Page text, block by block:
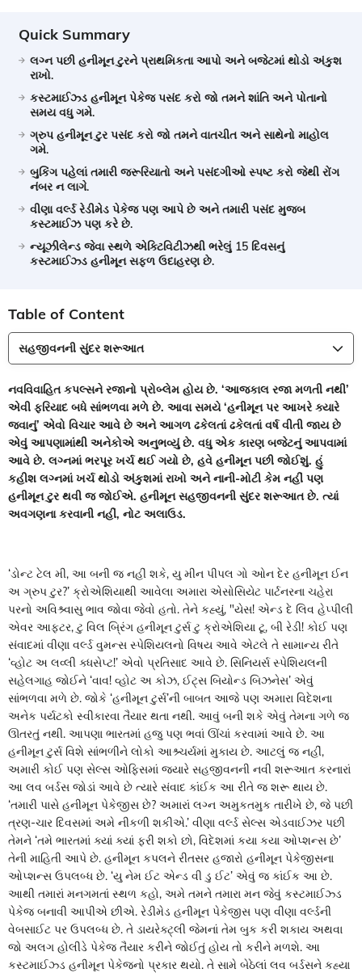
Quick Summary
લગ્ન પછી હનીમૂન ટુરને પ્રાથમિકતા આપો અને બજેટમાં થોડો અંકુશ
રાખો.
કસ્ટમાઈઝ્ડ હનીમૂન પેકેજ પસંદ કરો જો તમને શાંતિ અને પોતાનો
સમય વધુ ગમે.
ગ્રુપ હનીમૂન ટુર પસંદ કરો જો તમને વાતચીત અને સાથેનો માહોલ
ગમે.
બુકિંગ પહેલાં તમારી જરૂરિયાતો અને પસંદગીઓ સ્પષ્ટ કરો જેથી રોંગ
નંબર ન લાગે.
વીણા વર્લ્ડ રેડીમેડ પેકેજ પણ આપે છે અને તમારી પસંદ મુજબ
કસ્ટમાઈઝ પણ કરે છે.
ન્યૂઝીલેન્ડ જેવા સ્થળે એક્ટિવિટીઝથી ભરેલું 15 દિવસનું
કસ્ટમાઈઝ્ડ હનીમૂન સફળ ઉદાહરણ છે.
Table of Content
સહજીવનની સુંદર શરૂઆત
નવવિવાહિત કપલ્સને રજાનો પ્રોબ્લેમ હોય છે. ‘આજકાલ રજા મળતી નથી’
એવી ફરિયાદ બધે સાંભળવા મળે છે. આવા સમયે ‘હનીમૂન પર આખરે ક્યારે
જવાનું’ એવો વિચાર આવે છે અને આગળ ઢકેલતાં ઢકેલતાં વર્ષ વીતી જાય છે
એવું આપણામાંથી અનેકોએ અનુભવ્યું છે. વધુ એક કારણ બજેટનું આપવામાં
આવે છે. લગ્નમાં ભરપૂર ખર્ચ થઈ ગયો છે, હવે હનીમૂન પછી જોઈશું. હું
કહીશ લગ્નમાં ખર્ચ થોડો અંકુશમાં રાખો અને નાની-મોટી કેમ નહીં પણ
હનીમૂન ટુર થવી જ જોઈએ. હનીમૂન સહજીવનની સુંદર શરૂઆત છે. ત્યાં
અવગણના કરવાની નહીં, નોટ અલાઉડ.
‘ડોન્ટ ટેલ મી, આ બની જ નહીં શકે, યુ મીન પીપલ ગો ઓન દેર હનીમૂન ઈન
અ ગ્રુપ ટુર?’ ક્રોએશિયાથી આવેલા અમારા એસોસિયેટ પાર્ટનરના ચહેરા
પરનો અવિશ્ર્વાસુ ભાવ જોવા જેવો હતો. તેને કહ્યું, "યેસ! એન્ડ દે લિવ હેપ્પીલી
એવર આફ્ટર, ટુ વિલ બ્રિંગ હનીમૂન ટુર્સ ટુ ક્રોએશિયા ટૂ, બી રેડી! કોઈ પણ
સંવાદમાં વીણા વર્લ્ડ વુમન્સ સ્પેશિયલનો વિષય આવે એટલે તે સામાન્ય રીતે
‘વ્હોટ અ લવ્લી ક્ધસેપ્ટ!’ એવો પ્રતિસાદ આવે છે. સિનિયર્સ સ્પેશિયલની
સહેલગાહ જોઈને ‘વાવ! વ્હોટ અ કોઝ, ઈટ્સ બિયોન્ડ બિઝનેસ’ એવું
સાંભળવા મળે છે. જોકે ‘હનીમૂન ટુર્સ’ની બાબત આજે પણ અમારા વિદેશના
અનેક પર્યટકો સ્વીકારવા તૈયાર થતા નથી. આવું બની શકે એવું તેમના ગળે જ
ઊતરતું નથી. આપણા ભારતમાં હજુ પણ ભવાં ઊંચાં કરવામાં આવે છે. આ
હનીમૂન ટુર્સ વિશે સાંભળીને લોકો આશ્ર્ચર્યમાં મુકાય છે. આટલું જ નહીં,
અમારી કોઈ પણ સેલ્સ ઓફિસમાં જ્યારે સહજીવનની નવી શરૂઆત કરનારાં
આ લવ બર્ડસ જોડાં આવે છે ત્યારે સંવાદ કાંઈક આ રીતે જ શરૂ થાય છે.
‘તમારી પાસે હનીમૂન પેકેજીસ છે? અમારાં લગ્ન અમુકતમુક તારીખે છે, જે પછી
ત્રણ-ચાર દિવસમાં અમે નીકળી શકીએ.’ વીણા વર્લ્ડ સેલ્સ એડવાઈઝર પછી
તેમને ‘તમે ભારતમાં ક્યાં ક્યાં ફરી શકો છો, વિદેશમાં કયા કયા ઓપ્શન્સ છે’
તેની માહિતી આપે છે. હનીમૂન કપલને રીતસર હજારો હનીમૂન પેકેજીસના
ઓપ્શન્સ ઉપલબ્ધ છે. ‘યુ નેમ ઈટ એન્ડ વી ડુ ઈટ’ એવું જ કાંઈક આ છે.
આથી તમારાં મનગમતાં સ્થળ કહો, અમે તમને તમારા મન જેવું કસ્ટમાઈઝ્ડ
પેકેજ બનાવી આપીએ છીએ. રેડીમેડ હનીમૂન પેકેજીસ પણ વીણા વર્લ્ડની
વેબસાઈટ પર ઉપલબ્ધ છે. તે ડાયરેક્ટ્લી જેમનાં તેમ બુક કરી શકાય અથવા
જો અલગ હોલીડે પેકેજ તૈયાર કરીને જોઈતું હોય તો કરીને મળશે. આ
કસ્ટમાઈઝ્ડ હનીમૂન પેકેજનો પ્રકાર થયો. તે સામે બેઠેલાં લવ બર્ડસને કહ્યા